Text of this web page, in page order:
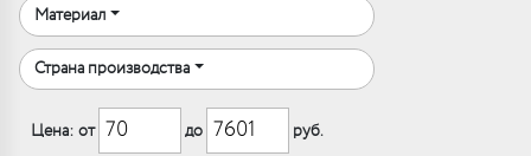
Материал
Страна производства
Цена: от до руб.